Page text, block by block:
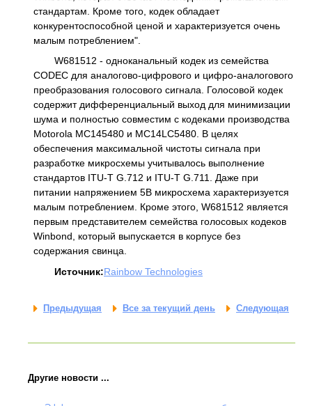
стандартам. Кроме того, кодек обладает
конкурентоспособной ценой и характеризуется очень
малым потреблением".
W681512 - одноканальный кодек из семейства
CODEC для аналогово-цифрового и цифро-аналогового
преобразования голосового сигнала. Голосовой кодек
содержит дифференциальный выход для минимизации
шума и полностью совместим с кодеками производства
Motorola MC145480 и MC14LC5480. В целях
обеспечения максимальной чистоты сигнала при
разработке микросхемы учитывалось выполнение
стандартов ITU-T G.712 и ITU-T G.711. Даже при
питании напряжением 5В микросхема характеризуется
малым потреблением. Кроме этого, W681512 является
первым представителем семейства голосовых кодеков
Winbond, который выпускается в корпусе без
содержания свинца.
Источник:Rainbow Technologies
Предыдущая Все за текущий день Следующая
Другие новости ...